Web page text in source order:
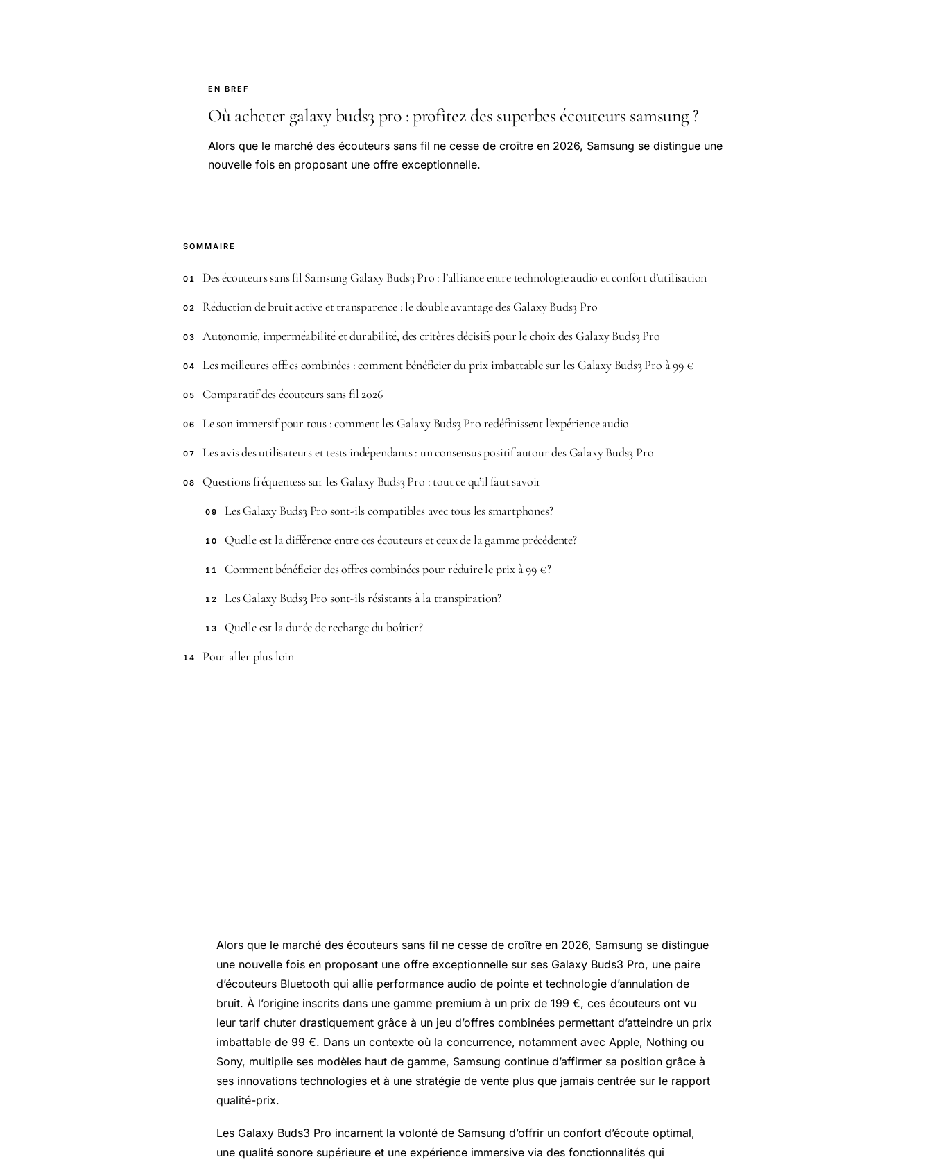
EN BREF
Où acheter galaxy buds3 pro : profitez des superbes écouteurs samsung ?
Alors que le marché des écouteurs sans fil ne cesse de croître en 2026, Samsung se distingue une
nouvelle fois en proposant une offre exceptionnelle.
SOMMAIRE
01 Des écouteurs sans fil Samsung Galaxy Buds3 Pro : l’alliance entre technologie audio et confort d’utilisation
02 Réduction de bruit active et transparence : le double avantage des Galaxy Buds3 Pro
03 Autonomie, imperméabilité et durabilité, des critères décisifs pour le choix des Galaxy Buds3 Pro
04 Les meilleures offres combinées : comment bénéficier du prix imbattable sur les Galaxy Buds3 Pro à 99 €
05 Comparatif des écouteurs sans fil 2026
06 Le son immersif pour tous : comment les Galaxy Buds3 Pro redéfinissent l’expérience audio
07 Les avis des utilisateurs et tests indépendants : un consensus positif autour des Galaxy Buds3 Pro
08 Questions fréquentess sur les Galaxy Buds3 Pro : tout ce qu’il faut savoir
09 Les Galaxy Buds3 Pro sont-ils compatibles avec tous les smartphones?
10 Quelle est la différence entre ces écouteurs et ceux de la gamme précédente?
11 Comment bénéficier des offres combinées pour réduire le prix à 99 €?
12 Les Galaxy Buds3 Pro sont-ils résistants à la transpiration?
13 Quelle est la durée de recharge du boîtier?
14 Pour aller plus loin
Alors que le marché des écouteurs sans fil ne cesse de croître en 2026, Samsung se distingue
une nouvelle fois en proposant une offre exceptionnelle sur ses Galaxy Buds3 Pro, une paire
d’écouteurs Bluetooth qui allie performance audio de pointe et technologie d’annulation de
bruit. À l’origine inscrits dans une gamme premium à un prix de 199 €, ces écouteurs ont vu
leur tarif chuter drastiquement grâce à un jeu d’offres combinées permettant d’atteindre un prix
imbattable de 99 €. Dans un contexte où la concurrence, notamment avec Apple, Nothing ou
Sony, multiplie ses modèles haut de gamme, Samsung continue d’affirmer sa position grâce à
ses innovations technologies et à une stratégie de vente plus que jamais centrée sur le rapport
qualité-prix.
Les Galaxy Buds3 Pro incarnent la volonté de Samsung d’offrir un confort d’écoute optimal,
une qualité sonore supérieure et une expérience immersive via des fonctionnalités qui